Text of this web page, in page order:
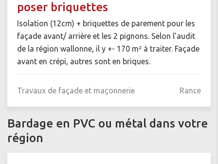
poser briquettes
Isolation (12cm) + briquettes de parement pour les
façade avant/ arrière et les 2 pignons. Selon l'audit
de la région wallonne, il y +- 170 m² à traiter. Façade
avant en crépi, autres sont en briques.
Travaux de façade et maçonnerie Rance
Bardage en PVC ou métal dans votre
région